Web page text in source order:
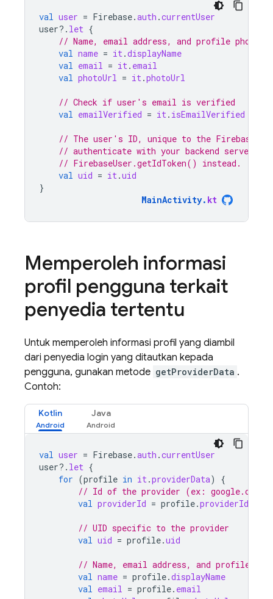
val user = Firebase.auth .currentUser
user?. let {
// Name, email address, and profile photo
val name = it.displayName
val email = it. email
val photoUrl = it.photoUrl
// Check if user's email is verified
val emailVerified = it. isEmailVerified
// The user's ID, unique to the Firebase
// authenticate with your backend server, if
// FirebaseUser.getIdToken() instead.
val uid = it.uid
}
MainActivity. kt
Memperoleh informasi
profil pengguna terkait
penyedia tertentu
Untuk memperoleh informasi profil yang diambil
dari penyedia login yang ditautkan kepada
pengguna, gunakan metode getProviderData .
Contoh:
Kotlin Java
val user = Firebase.auth .currentUser
user?. let {
for (profile in it.providerData)
{
// Id of the provider (ex: google.com)
val providerId = profile.providerId
// UID specific to the provider
val uid = profile.uid
// Name, email address, and profile
val name = profile.displayName
val email = profile. email